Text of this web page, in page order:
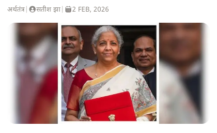
अर्थतंत्र सतीश झा 2 FEB, 2026